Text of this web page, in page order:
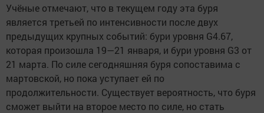
Учёные отмечают, что в текущем году эта буря
является третьей по интенсивности после двух
предыдущих крупных событий: бури уровня G4.67,
которая произошла 19—21 января, и бури уровня G3 от
21 марта. По силе сегодняшняя буря сопоставима с
мартовской, но пока уступает ей по
продолжительности. Существует вероятность, что буря
сможет выйти на второе место по силе, но стать